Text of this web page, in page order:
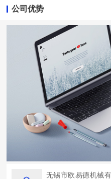
公司优势
无锡市欧易德机械